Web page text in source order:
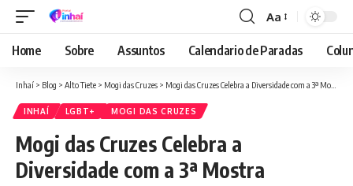
Font
Resizer
Aa
Home Sobre Assuntos Calendario de Paradas
Inhaí > Blog > Alto Tiete > Mogi das Cruzes > Mogi das Cruzes Celebra a Diversidade com a 3ª Mostra Orgulho LGBTQIAP+ e a Festa UP Club Mix
INHAÍ LGBT+ MOGI DAS CRUZES
Mogi das Cruzes Celebra a
Diversidade com a 3ª Mostra